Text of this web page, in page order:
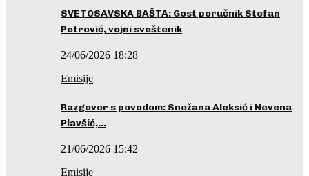
SVETOSAVSKA BAŠTA: Gost poručnik Stefan
Petrović, vojni sveštenik
24/06/2026 18:28
Emisije
Razgovor s povodom: Snežana Aleksić i Nevena
Plavšić,…
21/06/2026 15:42
Emisije